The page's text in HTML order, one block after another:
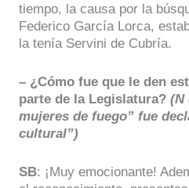
tiempo, la causa por la
Federico García Lorca,
la tenía Servini de Cubría.
– ¿Cómo fue que le den
parte de la Legislatura? (N
mujeres de fuego” fue
cultural”)
SB: ¡Muy emocionante!